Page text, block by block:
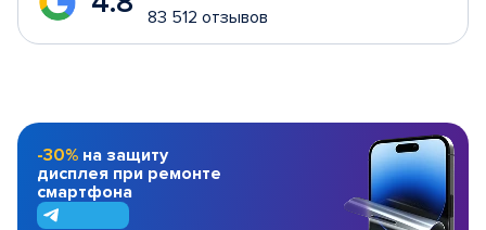
83 512 отзывов
-30% на защиту
дисплея при ремонте
смартфона